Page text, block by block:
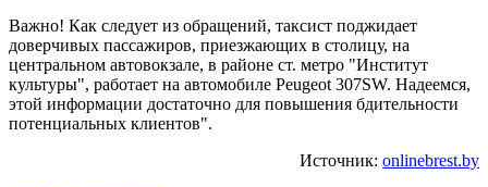
Важно! Как следует из обращений, таксист поджидает
доверчивых пассажиров, приезжающих в столицу, на
центральном автовокзале, в районе ст. метро "Институт
культуры", работает на автомобиле Peugeot 307SW. Надеемся,
этой информации достаточно для повышения бдительности
потенциальных клиентов".
Источник: onlinebrest.by